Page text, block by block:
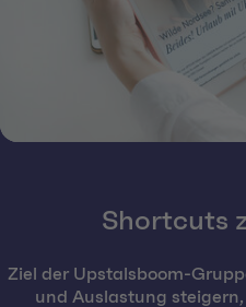
Shortcuts
Ziel der Upstalsboom-
und Auslastung